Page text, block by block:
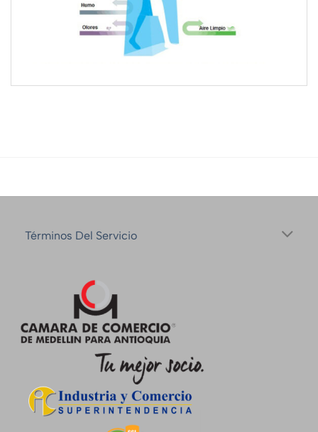
Términos Del Servicio